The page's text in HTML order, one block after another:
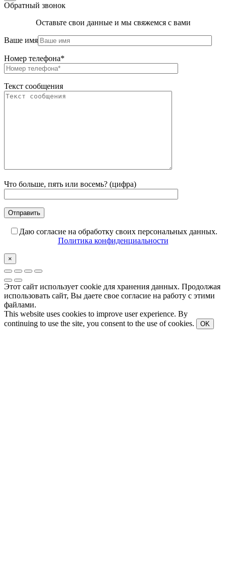
Обратный звонок
Оставьте свои данные и мы свяжемся с вами
Ваше имя
Номер телефона*
Текст сообщения
Что больше, пять или восемь? (цифра)
Даю согласие на обработку своих персональных данных.
Политика конфиденциальности
×
Этот сайт использует cookie для хранения данных. Продолжая
использовать сайт, Вы даете свое согласие на работу с этими
файлами.
This website uses cookies to improve user experience. By
continuing to use the site, you consent to the use of cookies.
OK